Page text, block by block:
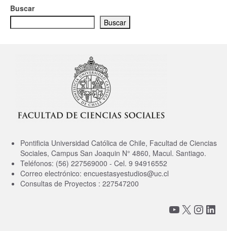
Buscar
Buscar
Pontificia Universidad Católica de Chile, Facultad de Ciencias
Sociales, Campus San Joaquin N° 4860, Macul. Santiago.
Teléfonos: (56) 227569000 - Cel. 9 94916552
Correo electrónico: encuestasyestudios@uc.cl
Consultas de Proyectos : 227547200
YouTube
X